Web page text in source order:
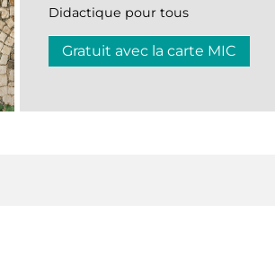
Didactique pour tous
Gratuit avec la carte MIC